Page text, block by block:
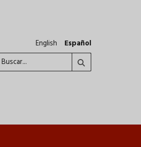
English
Español